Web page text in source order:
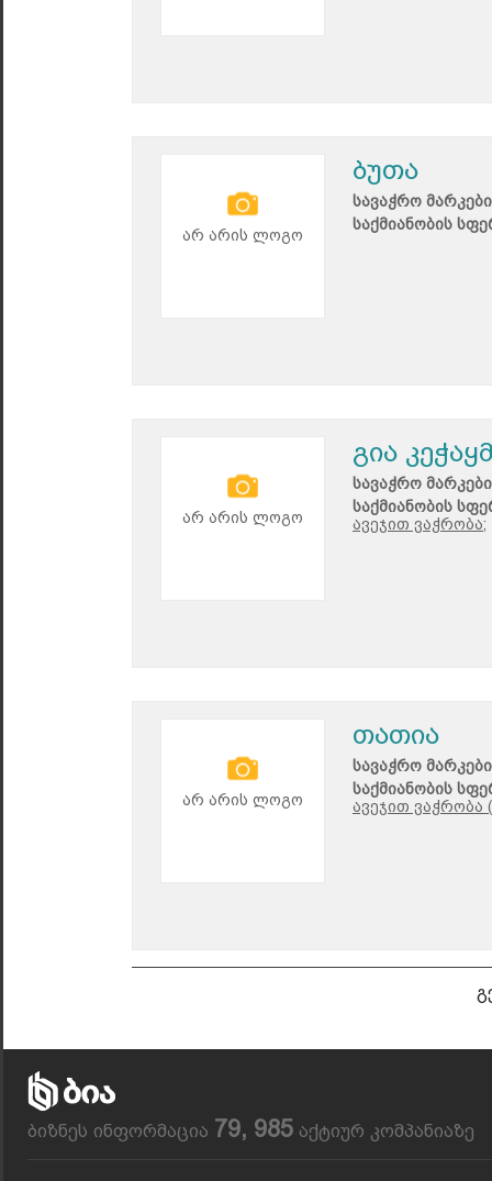
არ არის ლოგო
ბუთა
სავაჭრო
საქმიანობის
არ არის ლოგო
გია
სავაჭრო
საქმიანობის
ავეჯით ვაჭრობა;
არ არის ლოგო
თათია
სავაჭრო
საქმიანობის
ავეჯით ვაჭრობა
ბიზნეს ინფორმაცია 79, 985 აქტიურ კომპანიაზე